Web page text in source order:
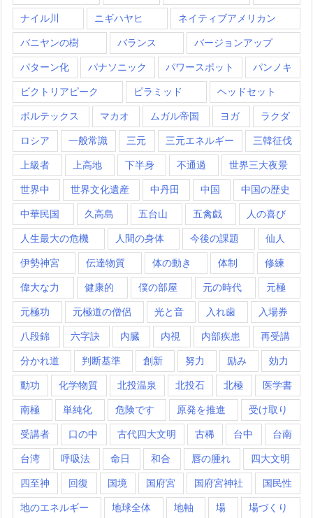
ナイル川 ニギハヤヒ ネイティブアメリカン
バニヤンの樹 バランス バージョンアップ
パターン化 パナソニック パワースポット パンノキ
ビクトリアピーク ピラミッド ヘッドセット
ボルテックス マカオ ムガル帝国 ヨガ ラクダ
ロシア 一般常識 三元 三元エネルギー 三韓征伐
上級者 上高地 下半身 不通過 世界三大夜景
世界中 世界文化遺産 中丹田 中国 中国の歴史
中華民国 久高島 五台山 五禽戯 人の喜び
人生最大の危機 人間の身体 今後の課題 仙人
伊勢神宮 伝達物質 体の動き 体制 修練
偉大な力 健康的 僕の部屋 元の時代 元極
元極功 元極道の僧侶 光と音 入れ歯 入場券
八段錦 六字訣 内臓 内視 内部疾患 再受講
分かれ道 判断基準 創新 努力 励み 効力
動功 化学物質 北投温泉 北投石 北極 医学書
南極 単純化 危険です 原発を推進 受け取り
受講者 口の中 古代四大文明 古稀 台中 台南
台湾 呼吸法 命日 和合 唇の腫れ 四大文明
四至神 回復 国境 国府宮 国府宮神社 国民性
地のエネルギー 地球全体 地軸 場 場づくり